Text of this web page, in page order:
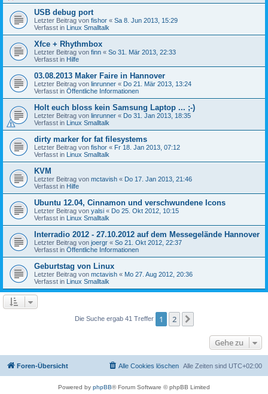
USB debug port
Letzter Beitrag von fishor « Sa 8. Jun 2013, 15:29
Verfasst in Linux Smalltalk
Xfce + Rhythmbox
Letzter Beitrag von finn « So 31. Mär 2013, 22:33
Verfasst in Hilfe
03.08.2013 Maker Faire in Hannover
Letzter Beitrag von linrunner « Do 21. Mär 2013, 13:24
Verfasst in Öffentliche Informationen
Holt euch bloss kein Samsung Laptop ... ;-)
Letzter Beitrag von linrunner « Do 31. Jan 2013, 18:35
Verfasst in Linux Smalltalk
dirty marker for fat filesystems
Letzter Beitrag von fishor « Fr 18. Jan 2013, 07:12
Verfasst in Linux Smalltalk
KVM
Letzter Beitrag von mctavish « Do 17. Jan 2013, 21:46
Verfasst in Hilfe
Ubuntu 12.04, Cinnamon und verschwundene Icons
Letzter Beitrag von yalsi « Do 25. Okt 2012, 10:15
Verfasst in Linux Smalltalk
Interradio 2012 - 27.10.2012 auf dem Messegelände Hannover
Letzter Beitrag von joergr « So 21. Okt 2012, 22:37
Verfasst in Öffentliche Informationen
Geburtstag von Linux
Letzter Beitrag von mctavish « Mo 27. Aug 2012, 20:36
Verfasst in Linux Smalltalk
Die Suche ergab 41 Treffer 1 2
Gehe zu
Foren-Übersicht Alle Zeiten sind UTC+02:00
Alle Cookies löschen
Powered by phpBB® Forum Software © phpBB Limited